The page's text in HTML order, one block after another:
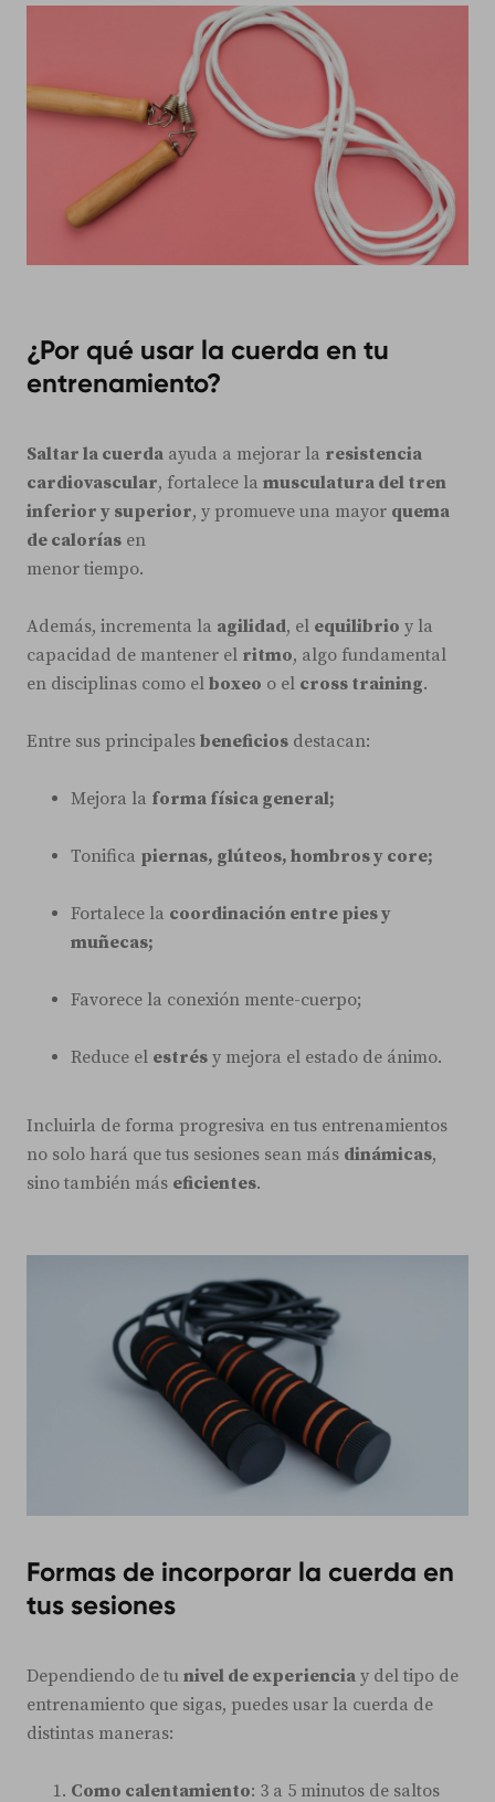
¿Por qué usar la cuerda en tu
entrenamiento?
Saltar la cuerda ayuda a mejorar la resistencia
cardiovascular, fortalece la musculatura del tren
inferior y superior, y promueve una mayor quema
de calorías en
menor tiempo.
Además, incrementa la agilidad, el equilibrio y la
capacidad de mantener el ritmo, algo fundamental
en disciplinas como el boxeo o el cross training.
Entre sus principales beneficios destacan:
Mejora la forma física general;
Tonifica piernas, glúteos, hombros y core;
Fortalece la coordinación entre pies y
muñecas;
Favorece la conexión mente-cuerpo;
Reduce el estrés y mejora el estado de ánimo.
Incluirla de forma progresiva en tus entrenamientos
no solo hará que tus sesiones sean más dinámicas,
sino también más eficientes.
Formas de incorporar la cuerda en
tus sesiones
Dependiendo de tu nivel de experiencia y del tipo de
entrenamiento que sigas, puedes usar la cuerda de
distintas maneras:
Como calentamiento: 3 a 5 minutos de saltos